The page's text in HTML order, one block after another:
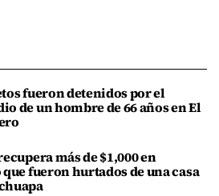
fueron detenidos por el
de un hombre de 66 años en El
más de $1,000 en
fueron hurtados de una casa